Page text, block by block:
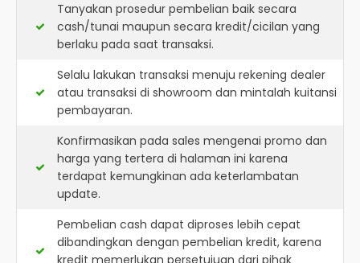
Tanyakan prosedur pembelian baik secara
cash/tunai maupun secara kredit/cicilan yang
berlaku pada saat transaksi.
Selalu lakukan transaksi menuju rekening dealer
atau transaksi di showroom dan mintalah kuitansi
pembayaran.
Konfirmasikan pada sales mengenai promo dan
harga yang tertera di halaman ini karena
terdapat kemungkinan ada keterlambatan
update.
Pembelian cash dapat diproses lebih cepat
dibandingkan dengan pembelian kredit, karena
kredit memerlukan persetujuan dari pihak